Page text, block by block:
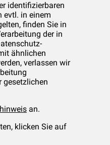
identifizierbaren
evtl. in einem
finden Sie in
der in
ähnlichen
verlassen wir
gesetzlichen
an.
klicken Sie auf